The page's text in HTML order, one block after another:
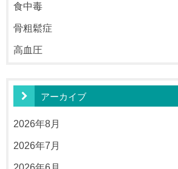
食中毒
骨粗鬆症
高血圧
アーカイブ
2026年8月
2026年7月